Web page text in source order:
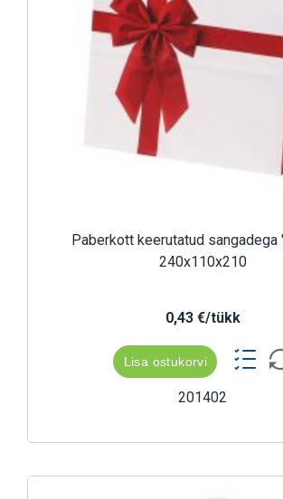
Paberkott keerutatud sangadega
240x110x210
0,43 €/tükk
Lisa ostukorvi
201402